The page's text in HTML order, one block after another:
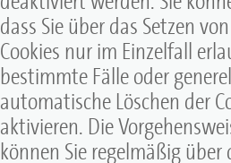
dass Sie über das Setzen
Cookies nur im Einzelfall
bestimmte Fälle oder
automatische Löschen der
aktivieren. Die
können Sie regelmäßig